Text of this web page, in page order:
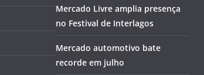
Mercado Livre amplia presença
no Festival de Interlagos
Mercado automotivo bate
recorde em julho